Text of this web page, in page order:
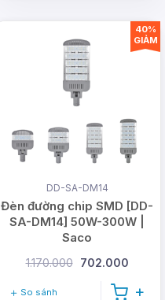
DD-SA-DM14
Đèn đường chip SMD [DD-
SA-DM14] 50W-300W |
Saco
1.170.000 702.000
So sánh
40%
GIẢM